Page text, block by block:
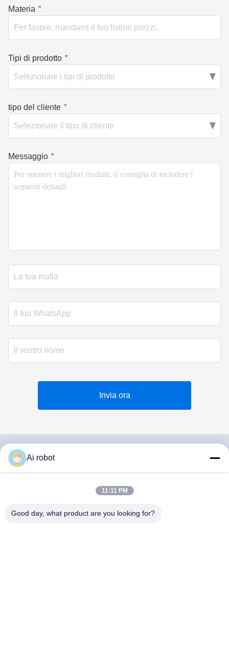
Materia *
Tipi di prodotto *
tipo del cliente *
Messaggio *
Invia ora
VIVI DENTAI
Ai robot
11:11 PM
Good day, what product are you looking for?